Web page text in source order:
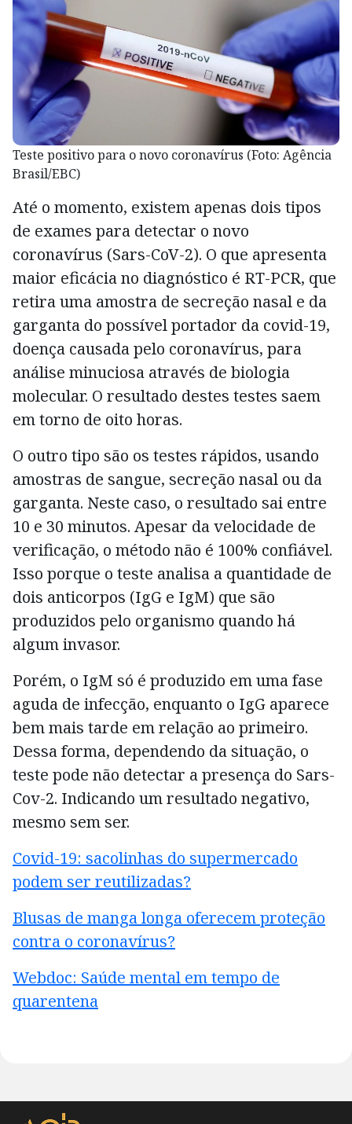
Teste positivo para o novo coronavírus (Foto: Agência
Brasil/EBC)
Até o momento, existem apenas dois tipos
de exames para detectar o novo
coronavírus (Sars-CoV-2). O que apresenta
maior eficácia no diagnóstico é RT-PCR, que
retira uma amostra de secreção nasal e da
garganta do possível portador da covid-19,
doença causada pelo coronavírus, para
análise minuciosa através de biologia
molecular. O resultado destes testes saem
em torno de oito horas.
O outro tipo são os testes rápidos, usando
amostras de sangue, secreção nasal ou da
garganta. Neste caso, o resultado sai entre
10 e 30 minutos. Apesar da velocidade de
verificação, o método não é 100% confiável.
Isso porque o teste analisa a quantidade de
dois anticorpos (IgG e IgM) que são
produzidos pelo organismo quando há
algum invasor.
Porém, o IgM só é produzido em uma fase
aguda de infecção, enquanto o IgG aparece
bem mais tarde em relação ao primeiro.
Dessa forma, dependendo da situação, o
teste pode não detectar a presença do Sars-
Cov-2. Indicando um resultado negativo,
mesmo sem ser.
Covid-19: sacolinhas do supermercado
podem ser reutilizadas?
Blusas de manga longa oferecem proteção
contra o coronavírus?
Webdoc: Saúde mental em tempo de
quarentena